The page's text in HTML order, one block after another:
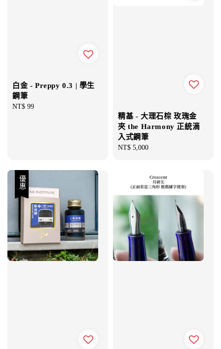
白金 - Preppy 0.3 | 學生
鋼筆
Regular
NT$ 99
精基 - 大理石棕 玫瑰金
夾 the Harmony 正統滴
入式鋼筆
Regular
NT$ 5,000
優惠